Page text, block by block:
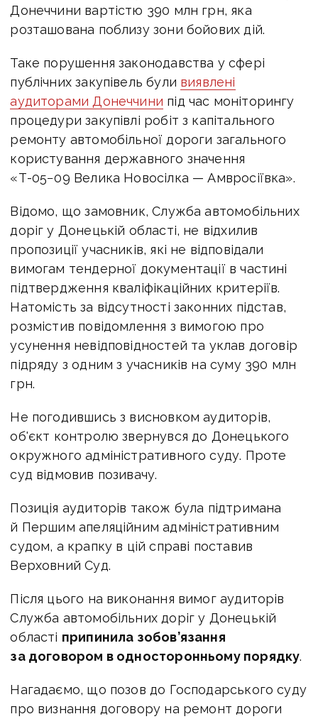
Донеччини вартістю 390 млн грн, яка
розташована поблизу зони бойових дій.
Таке порушення законодавства у сфері
публічних закупівель були виявлені
аудиторами Донеччини під час моніторингу
процедури закупівлі робіт з капітального
ремонту автомобільної дороги загального
користування державного значення
«Т-05−09 Велика Новосілка — Амвросіївка».
Відомо, що замовник, Служба автомобільних
доріг у Донецькій області, не відхилив
пропозиції учасників, які не відповідали
вимогам тендерної документації в частині
підтвердження кваліфікаційних критеріїв.
Натомість за відсутності законних підстав,
розмістив повідомлення з вимогою про
усунення невідповідностей та уклав договір
підряду з одним з учасників на суму 390 млн
грн.
Не погодившись з висновком аудиторів,
об'єкт контролю звернувся до Донецького
окружного адміністративного суду. Проте
суд відмовив позивачу.
Позиція аудиторів також була підтримана
й Першим апеляційним адміністративним
судом, а крапку в цій справі поставив
Верховний Суд.
Після цього на виконання вимог аудиторів
Служба автомобільних доріг у Донецькій
області припинила зобов’язання
за договором в односторонньому порядку.
Нагадаємо, що позов до Господарського суду
про визнання договору на ремонт дороги